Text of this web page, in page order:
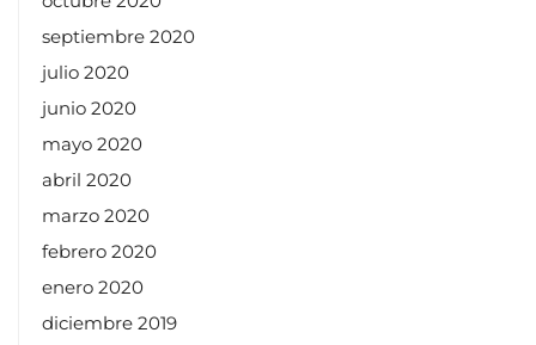
septiembre 2020
julio 2020
junio 2020
mayo 2020
abril 2020
marzo 2020
febrero 2020
enero 2020
diciembre 2019